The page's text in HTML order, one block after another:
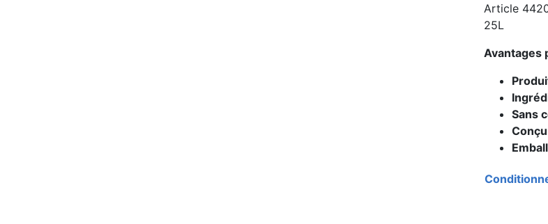
Article
25L
Avantages
Sans